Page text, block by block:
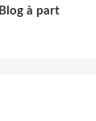
Blog à part